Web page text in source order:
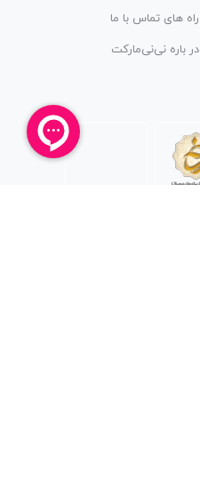
راه های تماس با ما
در باره نی‌نی‌مارکت